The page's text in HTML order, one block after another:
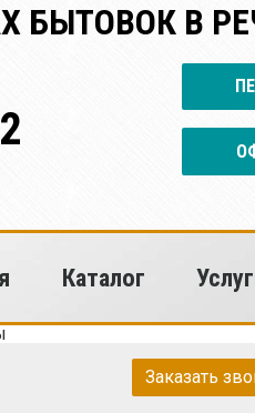
БЫТОВОК В
Каталог
Заказать